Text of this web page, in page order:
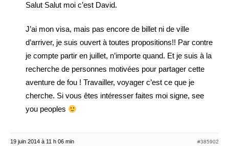
Salut Salut moi c’est David.
J’ai mon visa, mais pas encore de billet ni de ville
d’arriver, je suis ouvert à toutes propositions!! Par contre
je compte partir en juillet, n’importe quand. Et je suis à la
recherche de personnes motivées pour partager cette
aventure de fou ! Travailler, voyager c’est ce que je
cherche. Si vous êtes intéresser faites moi signe, see
you peoples
19 juin 2014 à 11 h 06 min #385902